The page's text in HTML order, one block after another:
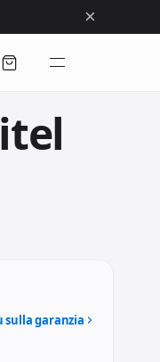
×
sulla garanzia